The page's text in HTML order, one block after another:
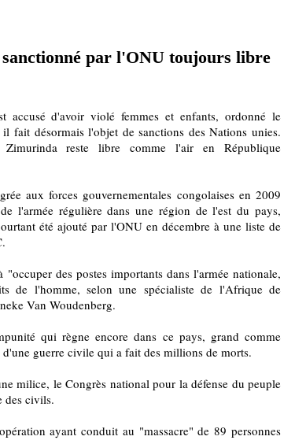
par l'ONU toujours libre
d'avoir violé femmes et enfants, ordonné le
il fait désormais l'objet de sanctions des Nations unies.
reste libre comme l'air en République
aux forces gouvernementales congolaises en 2009
l'armée régulière dans une région de l'est du pays,
été ajouté par l'ONU en décembre à une liste de
des postes importants dans l'armée nationale,
de l'homme, selon une spécialiste de l'Afrique de
Van Woudenberg.
qui règne encore dans ce pays, grand comme
guerre civile qui a fait des millions de morts.
milice, le Congrès national pour la défense du peuple
des civils.
ayant conduit au "massacre" de 89 personnes